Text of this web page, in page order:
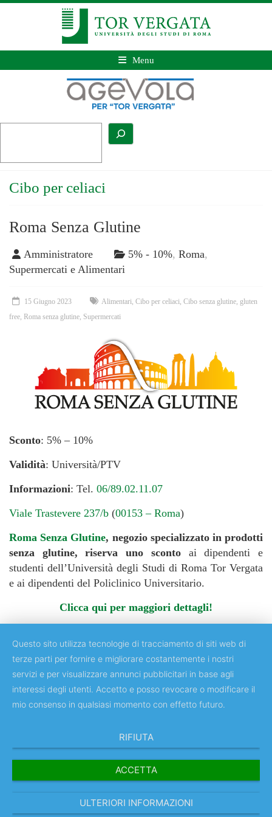
Menu
Cibo per celiaci
Roma Senza Glutine
Amministratore 5% - 10%, Roma,
Supermercati e Alimentari
15 Giugno 2023 Alimentari Cibo per celiaci Cibo senza glutine gluten
free Roma senza glutine Supermercati
Sconto: 5% – 10%
Validità: Università/PTV
Informazioni: Tel. 06/89.02.11.07
Viale Trastevere 237/b (00153 – Roma)
Roma Senza Glutine, negozio specializzato in prodotti
senza glutine, riserva uno scontoai dipendenti e
studenti dell’Università degli Studi di Roma Tor Vergata
e ai dipendenti del Policlinico Universitario.
Clicca qui per maggiori dettagli!
Copyright © 2018 Università degli Studi di Roma "Tor Vergata"
Questo sito utilizza tecnologie di tracciamento di siti web di
terze parti per fornire e migliorare costantemente i nostri
servizi e per visualizzare annunci pubblicitari in base agli
interessi degli utenti. Accetto e posso revocare o modificare il
mio consenso in qualsiasi momento con effetto futuro.
RIFIUTA
ACCETTA
ULTERIORI INFORMAZIONI